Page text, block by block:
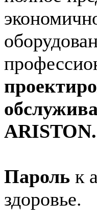
ARISTON.
Пароль к
здоровье.